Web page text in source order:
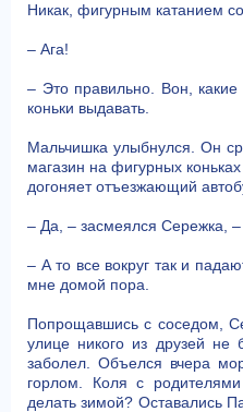
Никак, фигурным катанием
– Ага!
– Это правильно. Вон, какие
коньки выдавать.
Мальчишка улыбнулся. Он
магазин на фигурных
догоняет отъезжающий
– Да, – засмеялся Сережка,
– А то все вокруг так и
мне домой пора.
Попрощавшись с соседом,
улице никого из друзей
заболел. Объелся вчера
горлом. Коля с
делать зимой? Оставались